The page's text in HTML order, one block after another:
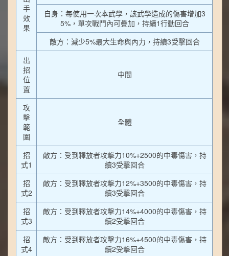
手
效
果
自身：每使用一次本武學，該武學造成的傷害增加3
5%，單次戰鬥內可疊加，持續1行動回合
敵方：減少5%最大生命與內力，持續3受擊回合
出
招
位
置
中間
攻
擊
範
圍
全體
招
式1
敵方：受到釋放者攻擊力10%+2500的中毒傷害，持
續3受擊回合
招
式2
敵方：受到釋放者攻擊力12%+3500的中毒傷害，持
續3受擊回合
招
式3
敵方：受到釋放者攻擊力14%+4000的中毒傷害，持
續2受擊回合
招
式4
敵方：受到釋放者攻擊力16%+4500的中毒傷害，持
續2受擊回合